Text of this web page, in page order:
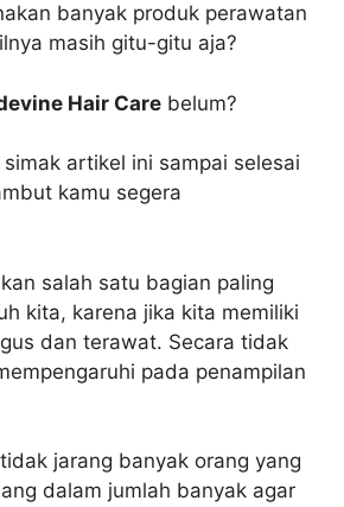
banyak produk perawatan
masih gitu-gitu aja?
Hair Care belum?
artikel ini sampai selesai
kamu segera
salah satu bagian paling
kita, karena jika kita memiliki
dan terawat. Secara tidak
pada penampilan
jarang banyak orang yang
dalam jumlah banyak agar